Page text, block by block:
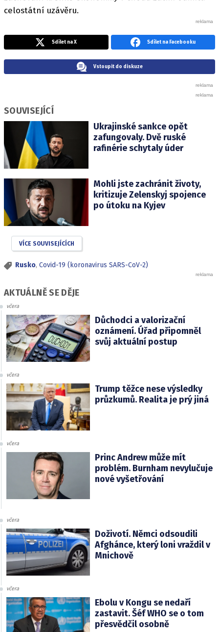
celostátní uzávěru.
Sdílet na X Sdílet na Facebooku
Vstoupit do diskuze
SOUVISEJÍCÍ
Ukrajinské sankce opět
zafungovaly. Dvě ruské
rafinérie schytaly úder
Mohli jste zachránit životy,
kritizuje Zelenskyj spojence
po útoku na Kyjev
VÍCE SOUVISEJÍCÍCH
Rusko, Covid-19 (koronavirus SARS-CoV-2)
AKTUÁLNĚ SE DĚJE
včera
Důchodci a valorizační
oznámení. Úřad připomněl
svůj aktuální postup
včera
Trump těžce nese výsledky
průzkumů. Realita je prý jiná
včera
Princ Andrew může mít
problém. Burnham nevylučuje
nové vyšetřování
včera
Doživotí. Němci odsoudili
Afghánce, který loni vraždil v
Mnichově
včera
Ebolu v Kongu se nedaří
zastavit. Šéf WHO se o tom
přesvědčil osobně